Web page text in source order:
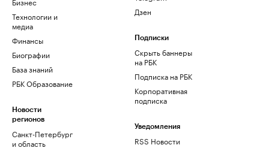
Технологии и
медиа
Финансы
Биографии
База знаний
РБК Образование
Новости
регионов
Санкт-Петербург
и область
Дзен
Подписки
Скрыть баннеры
на РБК
Подписка на РБК
Корпоративная
подписка
Уведомления
RSS Новости